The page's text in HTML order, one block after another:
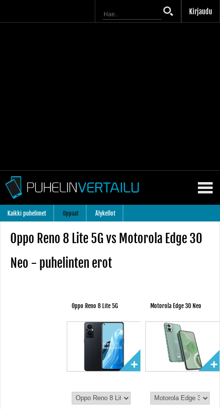
Kirjaudu
Kaikki puhelimet Oppaat Älykellot
Oppo Reno 8 Lite 5G vs Motorola Edge 30
Neo - puhelinten erot
Oppo Reno 8 Lite 5G Motorola Edge 30 Neo